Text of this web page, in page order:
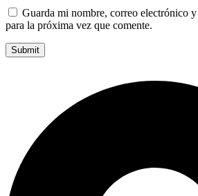
Guarda mi nombre, correo electrónico
para la próxima vez que comente.